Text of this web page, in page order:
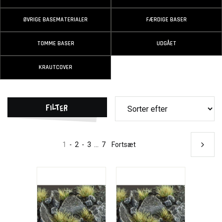
ØVRIGE BASEMATERIALER FÆRDIGE BASER
TOMME BASER UDGÅET
KRAUTCOVER
Filter
1 - 2 - 3 7 Fortsæt